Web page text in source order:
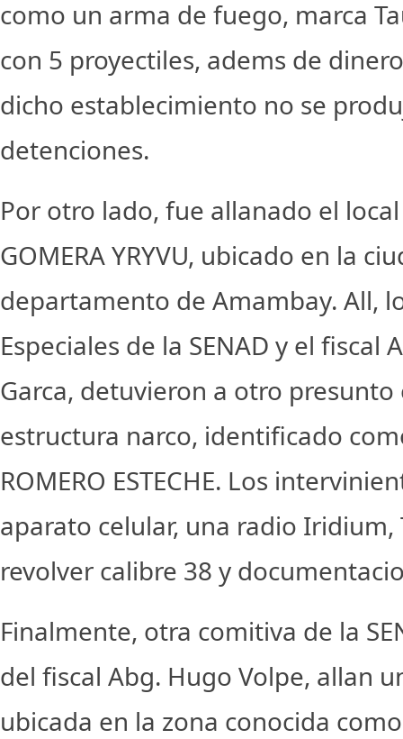
como un arma de fuego, marca
con 5 proyectiles, adems de
dicho establecimiento no se
detenciones.
Por otro lado, fue allanado el
GOMERA YRYVU, ubicado en la
departamento de Amambay. All,
Especiales de la SENAD y el fiscal
Garca, detuvieron a otro presunto
estructura narco, identificado
ROMERO ESTECHE. Los
aparato celular, una radio Iridium,
revolver calibre 38 y
Finalmente, otra comitiva de la
del fiscal Abg. Hugo Volpe, allan
ubicada en la zona conocida